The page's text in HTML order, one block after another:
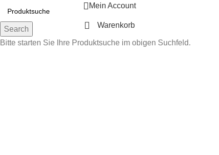
Search
Bitte starten Sie Ihre Produktsuche im obigen Suchfeld.
Mein Account
Warenkorb